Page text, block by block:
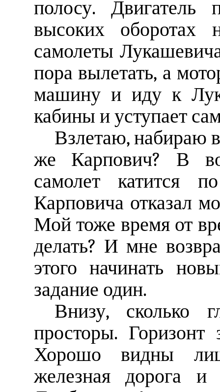
полосу. Двигатель
высоких оборотах
самолеты
пора вылетать, а
машину и иду к
кабины и уступает
Взлетаю, набираю
же Карпович? В
самолет катится
Карповича отказал
Мой тоже время от
делать? И мне
этого начинать
задание один.
Внизу, сколько
просторы. Горизонт
Хорошо видны
железная дорога и